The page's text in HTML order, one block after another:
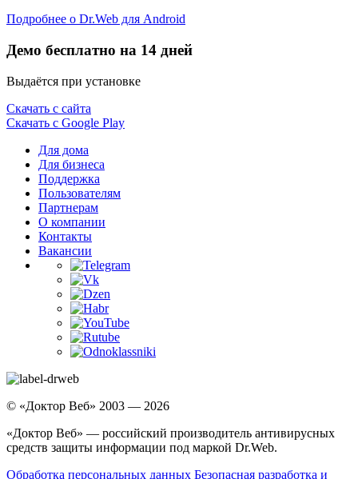
Подробнее о Dr.Web для Android
Демо бесплатно на 14 дней
Выдаётся при установке
Скачать с сайта
Скачать с Google Play
Для дома
Для бизнеса
Поддержка
Пользователям
Партнерам
О компании
Контакты
Вакансии
© «Доктор Веб» 2003 — 2026
«Доктор Веб» — российский производитель антивирусных
средств защиты информации под маркой Dr.Web.
Обработка персональных данных Безопасная разработка и